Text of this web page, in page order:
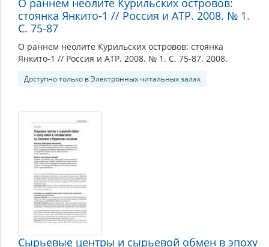
стоянка Янкито-1 // Россия и АТР. 2008. № 1.
С. 75-87
О раннем неолите Курильских островов: стоянка
Янкито-1 // Россия и АТР. 2008. № 1. С. 75-87. 2008.
Доступно только в Электронных читальных залах
Сырьевые центры и сырьевой обмен в эпоху